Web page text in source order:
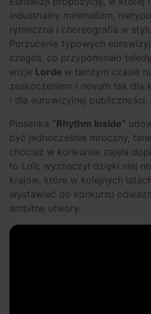
industrialny minimalizm,
rytmiczna i choreografia w
Porzucenie typowych
czegoś, co przypominało
wizje Lorde w tamtym czasie
zaskoczeniem i novum tak dla
i dla eurowizyjnej publiczności.
Piosenka “Rhythm Inside”
być jednocześnie mroczny,
chociaż w konkursie zajęła
to Loïc wyznaczył dzięki niej
krajów, które w kolejnych
wystawiać do konkursu
ambitne utwory.